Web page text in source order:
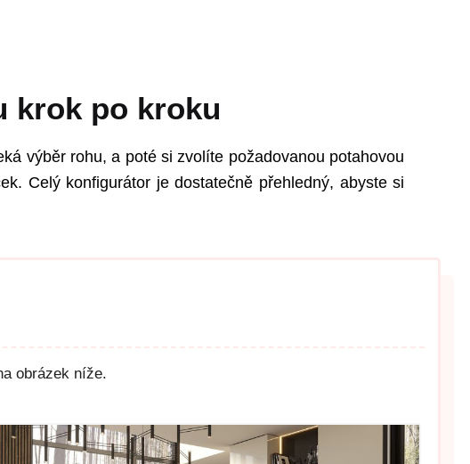
krok po kroku
výběr rohu, a poté si zvolíte požadovanou potahovou
Celý konfigurátor je dostatečně přehledný, abyste si
obrázek níže.